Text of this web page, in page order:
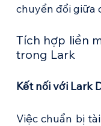
chuyển đổi giữa
Tích hợp liền
trong Lark
Kết nối với Lark
Việc chuẩn bị